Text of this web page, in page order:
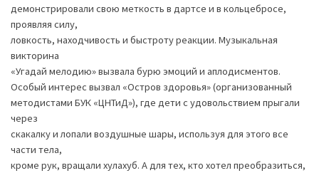
демонстрировали свою меткость в дартсе и в кольцебросе,
проявляя силу,
ловкость, находчивость и быстроту реакции. Музыкальная
викторина
«Угадай мелодию» вызвала бурю эмоций и аплодисментов.
Особый интерес вызвал «Остров здоровья» (организованный
методистами БУК «ЦНТиД»), где дети с удовольствием прыгали
через
скакалку и лопали воздушные шары, используя для этого все
части тела,
кроме рук, вращали хулахуб. А для тех, кто хотел преобразиться,